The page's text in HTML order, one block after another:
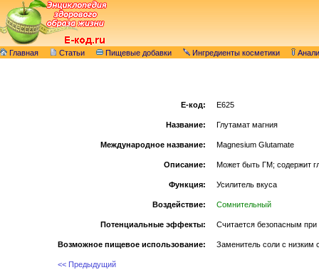
Главная Статьи Пищевые добавки Ингредиенты косметики
E-код: E625
Название: Глутамат магния
Международное название: Magnesium Glutamate
Описание: Может быть ГМ; содержит
Функция: Усилитель вкуса
Воздействие: Сомнительный
Потенциальные эффекты: Считается безопасным при
Возможное пищевое использование: Заменитель соли с низким
<< Предыдущий